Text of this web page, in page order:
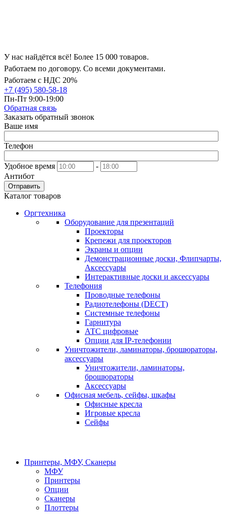
У нас найдётся всё! Более 15 000 товаров.
Работаем по договору. Со всеми документами.
Работаем с НДС 20%
+7 (495) 580-58-18
Пн-Пт 9:00-19:00
Обратная связь
Заказать обратный звонок
Ваше имя
Телефон
Удобное время
-
Антибот
Отправить
Каталог товаров
Оргтехника
Оборудование для презентаций
Проекторы
Крепежи для проекторов
Экраны и опции
Демонстрационные доски, Флипчарты,
Аксессуары
Интерактивные доски и аксессуары
Телефония
Проводные телефоны
Радиотелефоны (DECT)
Системные телефоны
Гарнитура
АТС цифровые
Опции для IP-телефонии
Уничтожители, ламинаторы, брошюраторы,
аксессуары
Уничтожители, ламинаторы,
брошюраторы
Аксессуары
Офисная мебель, сейфы, шкафы
Офисные кресла
Игровые кресла
Сейфы
Принтеры, МФУ, Сканеры
МФУ
Принтеры
Опции
Сканеры
Плоттеры